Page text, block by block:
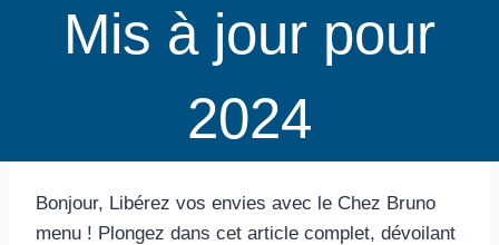
Mis à jour pour
2024
Bonjour, Libérez vos envies avec le Chez Bruno
menu ! Plongez dans cet article complet, dévoilant